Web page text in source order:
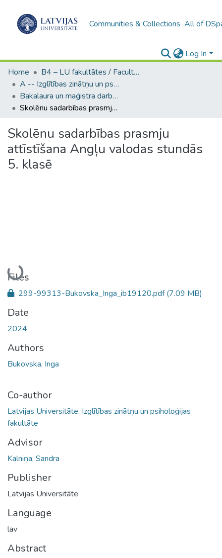
Communities & Collections All of
Log In
Home
B4 – LU fakultātes / Faculties of the UL
A -- Izglītības zinātņu un psiholoģijas fakultāte / Faculty of Education Sciences and Psychology
Bakalaura un maģistra darbi (PPMF) / Bachelor's and Master's theses
Skolēnu sadarbības prasmju attīstīšana Angļu valodas stundās 5. klasē
Skolēnu sadarbības prasmju
attīstīšana Angļu valodas stundās
5. klasē
Loading...
Files
299-99313-Bukovska_Inga_ib19120.pdf(7.09 MB)
Date
2024
Authors
Bukovska, Inga
Co-author
Latvijas Universitāte. Izglītības zinātņu un psiholoģijas
fakultāte
Advisor
Kalniņa, Sandra
Publisher
Latvijas Universitāte
Language
lav
Abstract